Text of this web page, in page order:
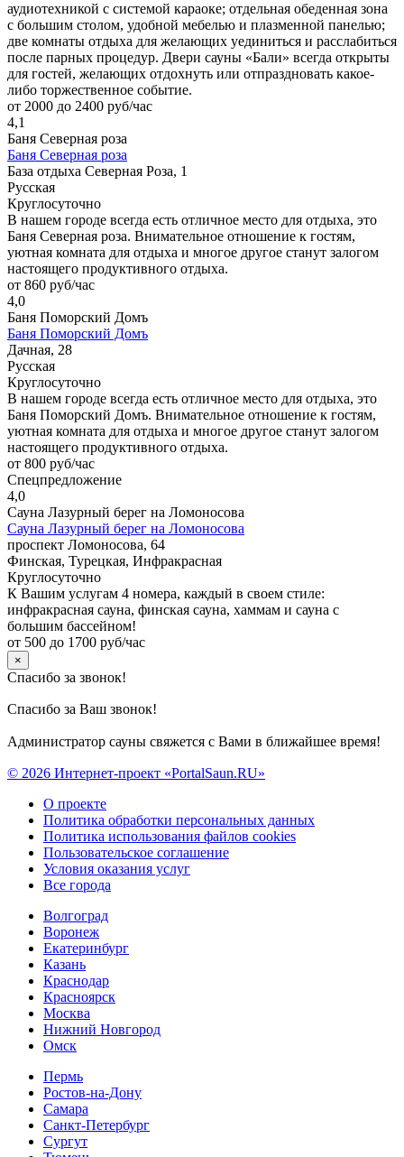
аудиотехникой с системой караоке; отдельная обеденная зона
с большим столом, удобной мебелью и плазменной панелью;
две комнаты отдыха для желающих уединиться и расслабиться
после парных процедур. Двери сауны «Бали» всегда открыты
для гостей, желающих отдохнуть или отпраздновать какое-
либо торжественное событие.
от 2000 до 2400 руб/час
4,1
Баня Северная роза
Баня Северная роза
База отдыха Северная Роза, 1
Русская
Круглосуточно
В нашем городе всегда есть отличное место для отдыха, это
Баня Северная роза. Внимательное отношение к гостям,
уютная комната для отдыха и многое другое станут залогом
настоящего продуктивного отдыха.
от 860 руб/час
4,0
Баня Поморский Домъ
Баня Поморский Домъ
Дачная, 28
Русская
Круглосуточно
В нашем городе всегда есть отличное место для отдыха, это
Баня Поморский Домъ. Внимательное отношение к гостям,
уютная комната для отдыха и многое другое станут залогом
настоящего продуктивного отдыха.
от 800 руб/час
Спецпредложение
4,0
Сауна Лазурный берег на Ломоносова
Сауна Лазурный берег на Ломоносова
проспект Ломоносова, 64
Финская, Турецкая, Инфракрасная
Круглосуточно
К Вашим услугам 4 номера, каждый в своем стиле:
инфракрасная сауна, финская сауна, хаммам и сауна с
большим бассейном!
от 500 до 1700 руб/час
×
Спасибо за звонок!
Спасибо за Ваш звонок!
Администратор сауны свяжется с Вами в ближайшее время!
© 2026 Интернет-проект «PortalSaun.RU»
О проекте
Политика обработки персональных данных
Политика использования файлов cookies
Пользовательское соглашение
Условия оказания услуг
Все города
Волгоград
Воронеж
Екатеринбург
Казань
Краснодар
Красноярск
Москва
Нижний Новгород
Омск
Пермь
Ростов-на-Дону
Самара
Санкт-Петербург
Сургут